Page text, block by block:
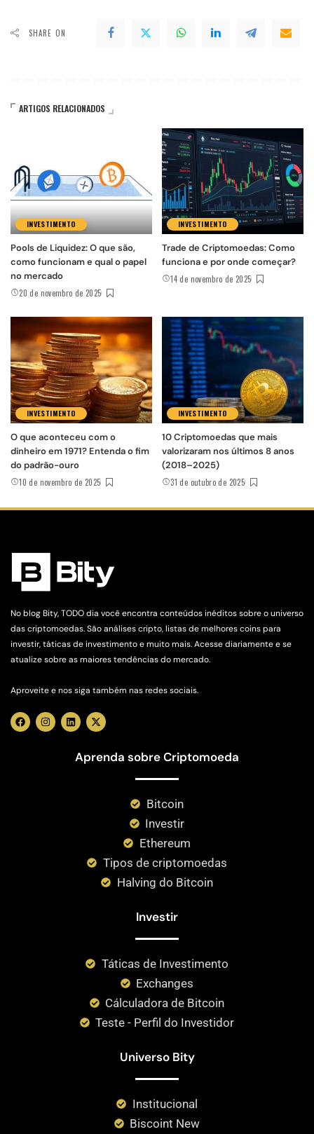
SHARE ON
ARTIGOS RELACIONADOS
INVESTIMENTO
Pools de Liquidez: O que são,
como funcionam e qual o papel
no mercado
20 de novembro de 2025
INVESTIMENTO
Trade de Criptomoedas: Como
funciona e por onde começar?
14 de novembro de 2025
INVESTIMENTO
O que aconteceu com o
dinheiro em 1971? Entenda o fim
do padrão-ouro
10 de novembro de 2025
INVESTIMENTO
10 Criptomoedas que mais
valorizaram nos últimos 8 anos
(2018–2025)
31 de outubro de 2025
No blog Bity, TODO dia você encontra conteúdos inéditos sobre o universo
das criptomoedas. São análises cripto, listas de melhores coins para
investir, táticas de investimento e muito mais. Acesse diariamente e se
atualize sobre as maiores tendências do mercado.
Aproveite e nos siga também nas redes sociais.
Aprenda sobre Criptomoeda
Bitcoin
Investir
Ethereum
Tipos de criptomoedas
Halving do Bitcoin
Investir
Táticas de Investimento
Exchanges
Cálculadora de Bitcoin
Teste - Perfil do Investidor
Universo Bity
Institucional
Biscoint New